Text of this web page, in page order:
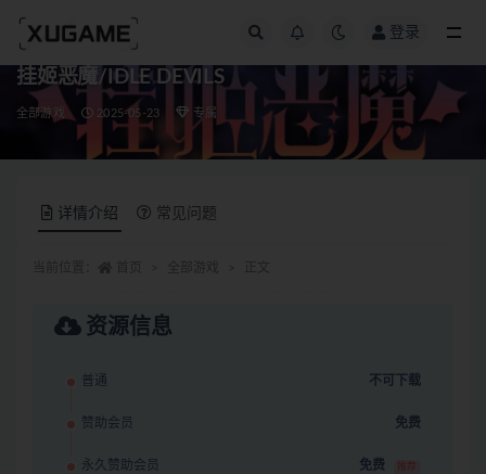
登录
挂姬恶魔/IDLE DEVILS
全部游戏 2025-05-23 专属
详情介绍 常见问题
资源信息
普通 不可下载
赞助会员 免费
永久赞助会员 免费 推荐